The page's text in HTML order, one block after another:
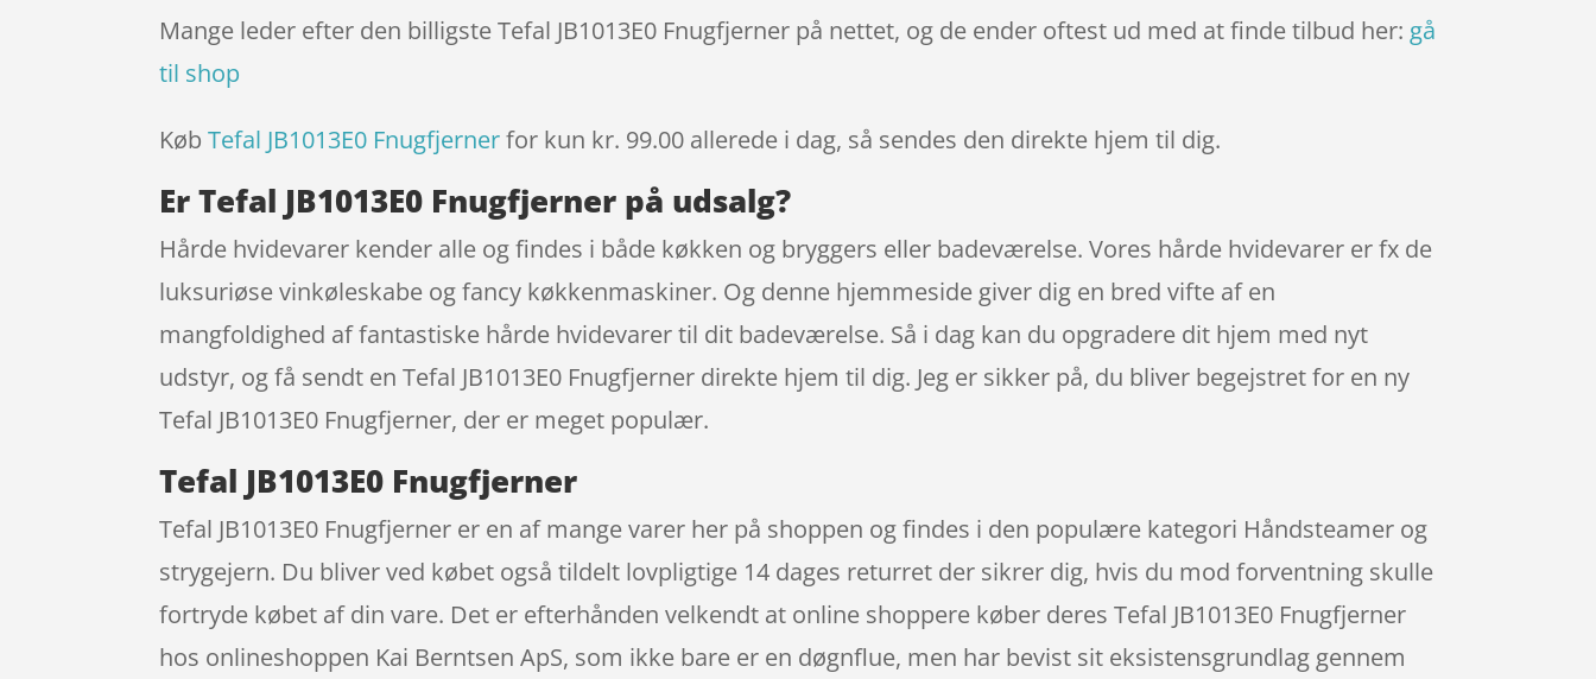
Mange leder efter den billigste Tefal JB1013E0 Fnugfjerner på nettet, og de ender oftest ud med at finde tilbud her: gå
til shop
KøbTefal JB1013E0 Fnugfjernerfor kun kr. 99.00 allerede i dag, så sendes den direkte hjem til dig.
Er Tefal JB1013E0 Fnugfjerner på udsalg?
Hårde hvidevarer kender alle og findes i både køkken og bryggers eller badeværelse. Vores hårde hvidevarer er fx de
luksuriøse vinkøleskabe og fancy køkkenmaskiner. Og denne hjemmeside giver dig en bred vifte af en
mangfoldighed af fantastiske hårde hvidevarer til dit badeværelse. Så i dag kan du opgradere dit hjem med nyt
udstyr, og få sendt en Tefal JB1013E0 Fnugfjerner direkte hjem til dig. Jeg er sikker på, du bliver begejstret for en ny
Tefal JB1013E0 Fnugfjerner, der er meget populær.
Tefal JB1013E0 Fnugfjerner
Tefal JB1013E0 Fnugfjerner er en af mange varer her på shoppen og findes i den populære kategori Håndsteamer og
strygejern. Du bliver ved købet også tildelt lovpligtige 14 dages returret der sikrer dig, hvis du mod forventning skulle
fortryde købet af din vare. Det er efterhånden velkendt at online shoppere køber deres Tefal JB1013E0 Fnugfjerner
hos onlineshoppen Kai Berntsen ApS, som ikke bare er en døgnflue, men har bevist sit eksistensgrundlag gennem